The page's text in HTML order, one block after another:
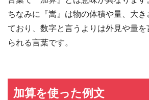
ちなみに『嵩』は物の体積や量、大
ており、数字と言うよりは外見や量
られる言葉です。
加算を使った例文